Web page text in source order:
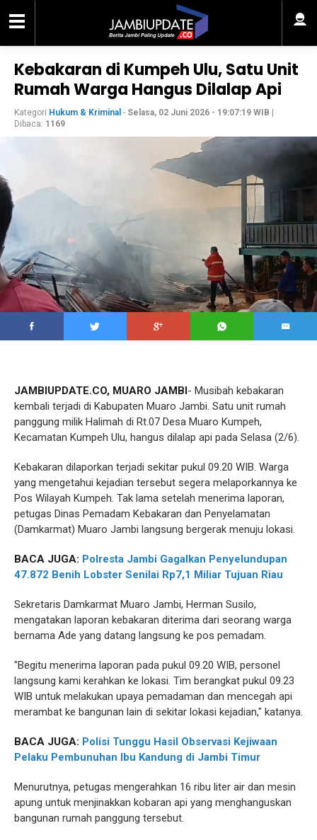
Kebakaran di Kumpeh Ulu, Satu Unit
Rumah Warga Hangus Dilalap Api
Kategori Hukum & Kriminal - Selasa, 02 Juni 2026 - 19:07:19 WIB
Dibaca: 1169
JAMBIUPDATE.CO, MUARO JAMBI- Musibah kebakaran
kembali terjadi di Kabupaten Muaro Jambi. Satu unit rumah
panggung milik Halimah di Rt.07 Desa Muaro Kumpeh,
Kecamatan Kumpeh Ulu, hangus dilalap api pada Selasa (2/6).
Kebakaran dilaporkan terjadi sekitar pukul 09.20 WIB. Warga
yang mengetahui kejadian tersebut segera melaporkannya ke
Pos Wilayah Kumpeh. Tak lama setelah menerima laporan,
petugas Dinas Pemadam Kebakaran dan Penyelamatan
(Damkarmat) Muaro Jambi langsung bergerak menuju lokasi.
BACA JUGA: Polresta Jambi Gagalkan Penyelundupan
47.872 Benih Lobster Senilai Rp7,1 Miliar Tujuan Riau
Sekretaris Damkarmat Muaro Jambi, Herman Susilo,
mengatakan laporan kebakaran diterima dari seorang warga
bernama Ade yang datang langsung ke pos pemadam.
"Begitu menerima laporan pada pukul 09.20 WIB, personel
langsung kami kerahkan ke lokasi. Tim berangkat pukul 09.23
WIB untuk melakukan upaya pemadaman dan mencegah api
merambat ke bangunan lain di sekitar lokasi kejadian," katanya.
BACA JUGA: Polisi Tunggu Hasil Observasi Kejiwaan
Pelaku Pembunuhan Ibu Kandung di Jambi Timur
Menurutnya, petugas mengerahkan 16 ribu liter air dan mesin
apung untuk menjinakkan kobaran api yang menghanguskan
bangunan rumah panggung tersebut.